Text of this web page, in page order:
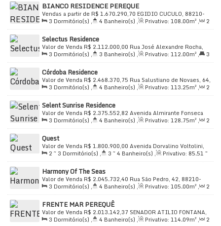
BIANCO RESIDENCE PEREQUE
R$ 1.670.290,70
Vendas a partir de
EGIDIO CUCULO, 88210-
000, Perequê, Porto Belo, Santa Catarina, Brasil
3 Dormitório(s) , 4 Banheiro(s) , Privativo: 108.00m² ,
2
Sala(s) , 3Suíte(s) , Total:220.00m² , 2Vaga(s) ,
Útil:
108.00m²
Selectus Residence
R$ 2.112.000,00
Valor de Venda
Rua José Alexandre Rocha,
365, 88210-000, Perequê, Porto Belo, Santa Catarina, Brasil
3 Dormitório(s) , 3 Banheiro(s) , Privativo: 112.00m² ,
3
Suíte(s), Total: 71.00m² , 2Vaga(s) , Útil: 71.00~
174.55m²
Córdoba Residence
R$ 2.468.370,75
Valor de Venda
Rua Salustiano de Novaes, 64,
88210-000, Perequê, Porto Belo, Santa Catarina, Brasil
3 Dormitório(s) , 4 Banheiro(s) , Privativo: 113.25m² ,
2
Sala(s) , 3Suíte(s) , Total:165.00m² , 2Vaga(s) ,
Útil:
113.25m²
Selent Sunrise Residence
R$ 2.375.552,82
Valor de Venda
Avenida Almirante Fonseca
Neves, 239, 88210-000, Perequê, Porto Belo, Santa Catarina,
Brasil
3 Dormitório(s) , 4 Banheiro(s) , Privativo: 128.75m² ,
2
Sala(s) , 3Suíte(s) , Total:128.75m² , 2Vaga(s) ,
Útil:
128.75
Quest
R$ 1.800.900,00
Valor de Venda
Avenida Dorvalino Voltolini,
656, 88210-000, Perequê, Porto Belo, Santa Catarina, Brasil
2 ~ 3 Dormitório(s) , 3 ~ 4 Banheiro(s) , Privativo: 85.51 ~
119.23m², 2 Sala(s) , 2 ~ 3Suíte(s) , Total:80.75m²,
2
Vaga(s), Útil:80.75~ 110
Harmony Of The Seas
R$ 2.045.732,40
Valor de Venda
Rua São Pedro, 42, 88210-
000, Perequê, Porto Belo, Santa Catarina, Brasil
3 Dormitório(s) , 4 Banheiro(s) , Privativo: 105.00m² ,
2
Sala(s) , 3Suíte(s) , Total:111.00m² , 2Vaga(s) ,
Útil:
111.00m²
FRENTE MAR PEREQUÊ
R$ 2.013.142,37
Valor de Venda
SENADOR ATILIO FONTANA,
933, 88210-000, Perequê, Porto Belo, Santa Catarina, Brasil
3 Dormitório(s) , 4 Banheiro(s) , Privativo: 114.09m² ,
2